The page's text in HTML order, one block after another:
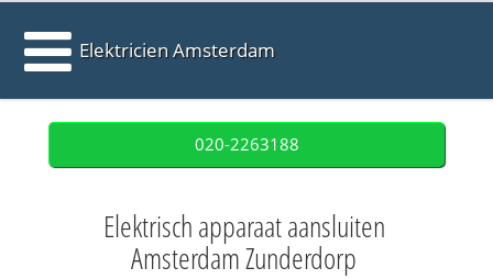
Elektricien Amsterdam
020-2263188
Elektrisch apparaat aansluiten
Amsterdam Zunderdorp